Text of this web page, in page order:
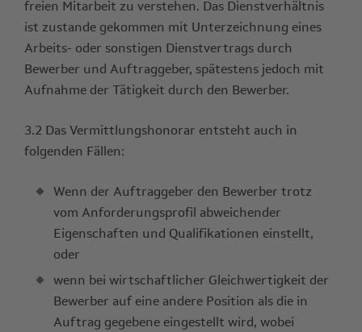
freien Mitarbeit zu verstehen. Das Dienstverhältnis
ist zustande gekommen mit Unterzeichnung eines
Arbeits- oder sonstigen Dienstvertrags durch
Bewerber und Auftraggeber, spätestens jedoch mit
Aufnahme der Tätigkeit durch den Bewerber.
3.2 Das Vermittlungshonorar entsteht auch in
folgenden Fällen:
Wenn der Auftraggeber den Bewerber trotz
vom Anforderungsprofil abweichender
Eigenschaften und Qualifikationen einstellt,
oder
wenn bei wirtschaftlicher Gleichwertigkeit der
Bewerber auf eine andere Position als die in
Auftrag gegebene eingestellt wird, wobei